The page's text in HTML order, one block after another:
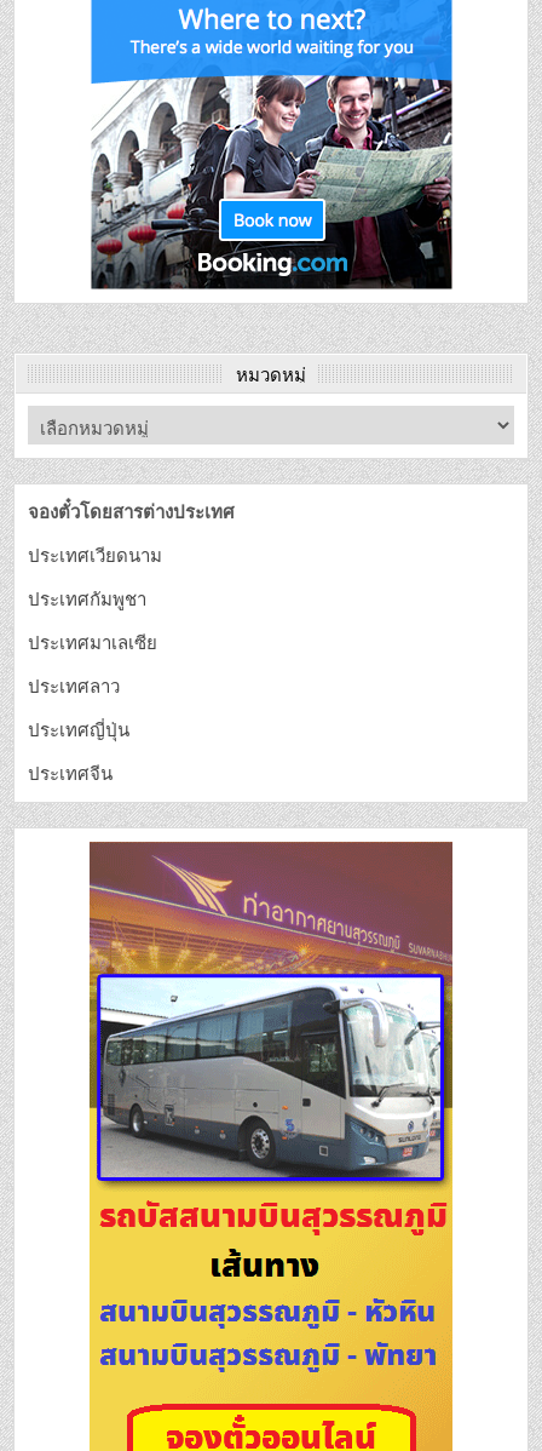
หมวดหมู่
จองตั๋วโดยสารต่างประเทศ
ประเทศเวียดนาม
ประเทศกัมพูชา
ประเทศมาเลเซีย
ประเทศลาว
ประเทศญี่ปุ่น
ประเทศจีน